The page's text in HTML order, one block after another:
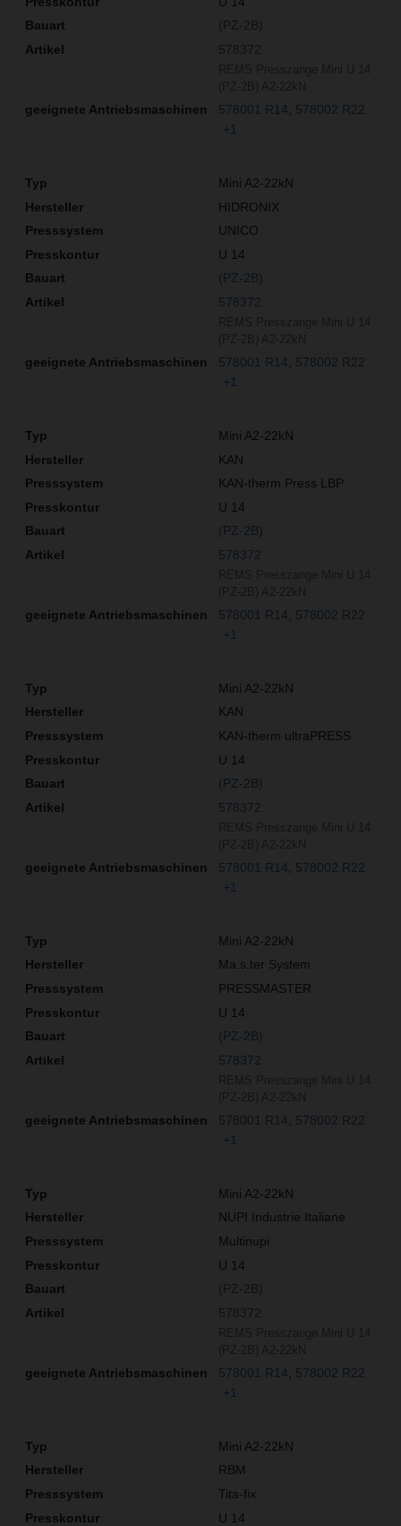
(PZ-2B)
578372
578001 R14
578002 R22
+1
Mini A2-22kN
HIDRONIX
UNICO
U 14
(PZ-2B)
578372
578001 R14
578002 R22
+1
Mini A2-22kN
KAN
KAN-therm Press LBP
U 14
(PZ-2B)
578372
578001 R14
578002 R22
+1
Mini A2-22kN
KAN
KAN-therm ultraPRESS
U 14
(PZ-2B)
578372
578001 R14
578002 R22
+1
Mini A2-22kN
Ma.s.ter System
PRESSMASTER
U 14
(PZ-2B)
578372
578001 R14
578002 R22
+1
Mini A2-22kN
NUPI Industrie Italiane
Multinupi
U 14
(PZ-2B)
578372
578001 R14
578002 R22
+1
Mini A2-22kN
RBM
Tita-fix
U 14